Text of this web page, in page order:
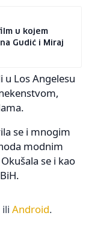
u kojem
Gudić i Miraj
u Los Angelesu
se i mnogim
modnim
se i kao
ili Android.